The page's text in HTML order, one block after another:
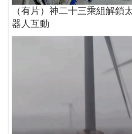
（有片）神二十三乘組解
器人互動